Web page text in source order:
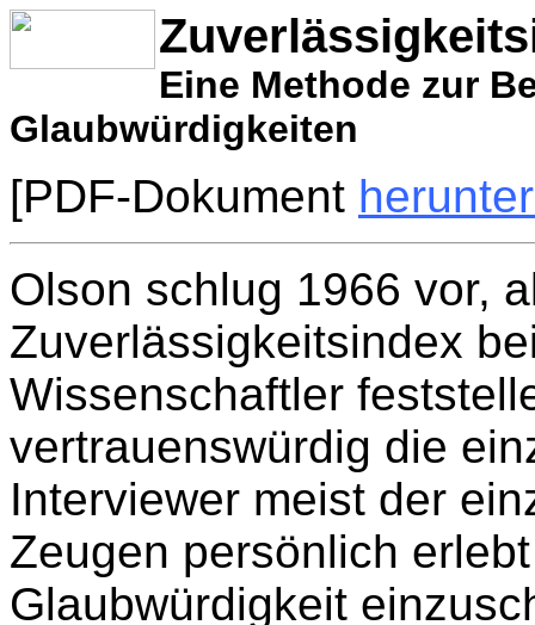
Eine Methode zur
Glaubwürdigkeiten
[PDF-Dokument
Olson schlug 1966 vor,
Zuverlässigkeitsindex
Wissenschaftler
vertrauenswürdig die
Interviewer meist der
Zeugen persönlich
Glaubwürdigkeit